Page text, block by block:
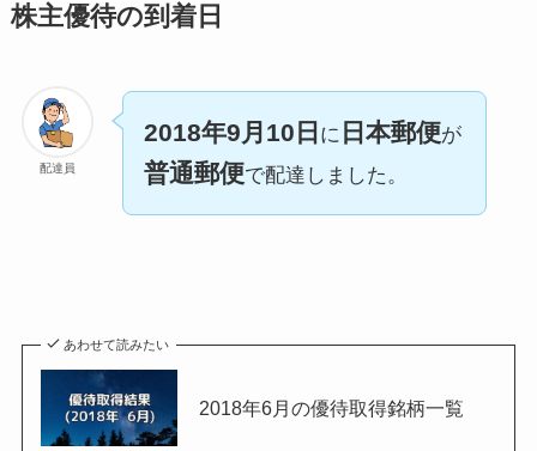
株主優待の到着日
配達員
2018年9月10日 に 日本郵便が
普通郵便で配達しました。
あわせて読みたい
2018年6月の優待取得銘柄一覧